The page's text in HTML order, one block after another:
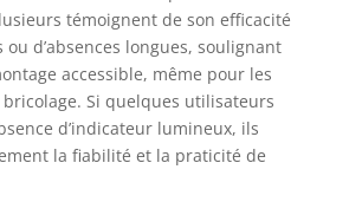
qui le rend adapté
à différents
besoins.
Contrairement à
d'autres systèmes,
le nôtre est moins
sujet aux fuites,
témoignent de son efficacité
ou d’absences longues, soulignant
accessible, même pour les
bricolage. Si quelques utilisateurs
d’indicateur lumineux, ils
la fiabilité et la praticité de